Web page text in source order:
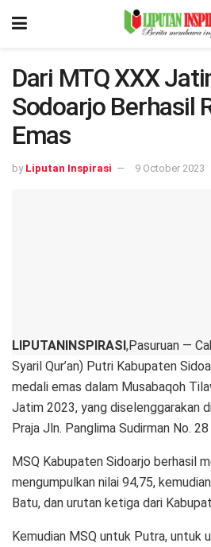
Dari MTQ XXX
Sodoarjo Berhasil
Emas
by Liputan Inspirasi 9 October 2023
LIPUTANlNSPIRASI,Pasuruan —
Syaril Qur’an) Putri Kabupaten
medali emas dalam Musabaqoh
Jatim 2023, yang diselenggarakan
Praja Jln. Panglima Sudirman No.
MSQ Kabupaten Sidoarjo berhasil
mengumpulkan nilai 94,75,
Batu, dan urutan ketiga dari
Kemudian MSQ untuk Putra, untuk